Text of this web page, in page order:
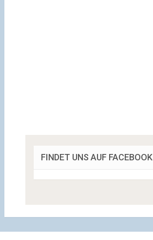
FINDET UNS AUF FACEBOOK